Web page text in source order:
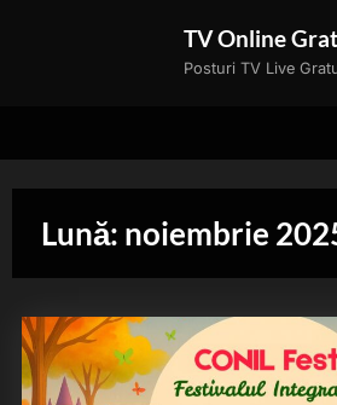
TV Online
Posturi TV Live
Lună: noiembrie